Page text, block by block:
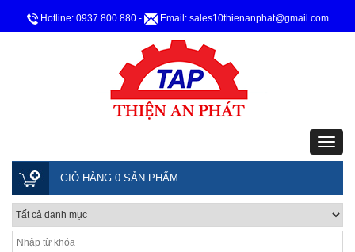
Hotline: 0937 800 880 - Email: sales10thienanphat@gmail.com
GIỎ HÀNG 0 SẢN PHẨM